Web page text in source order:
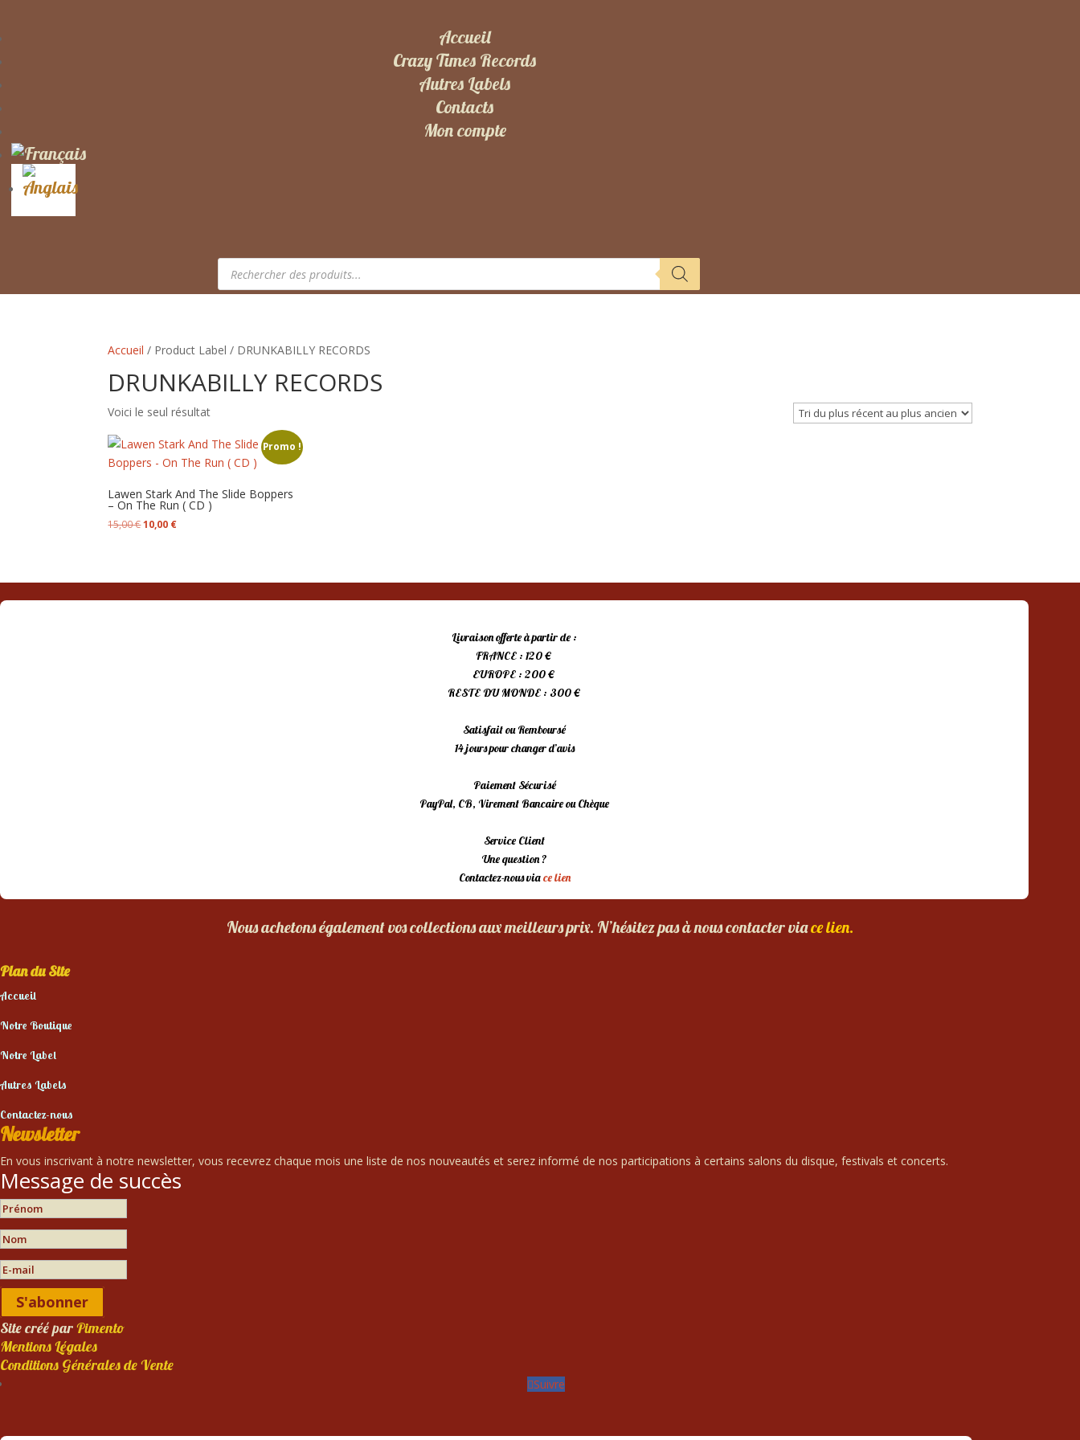
Accueil
Crazy Times Records
Autres Labels
Contacts
Mon compte
Recherche
produits
Accueil / Product Label / DRUNKABILLY RECORDS
DRUNKABILLY RECORDS
Voici le seul résultat
Promo !
Lawen Stark And The Slide Boppers
– On The Run ( CD )
15,00€Le
10,00 €Le
Livraison offerte à partir de :
FRANCE : 120 €
EUROPE : 200 €
RESTE DU MONDE : 300 €
Satisfait ou Remboursé
14 jours pour changer d’avis
Paiement Sécurisé
PayPal, CB, Virement Bancaire ou Chèque
Service Client
Une question ?
Contactez-nous viace lien
Nous achetons également vos collections aux meilleurs prix. N’hésitez pas à nous contacter viace lien.
Plan du Site
Accueil
Notre Boutique
Notre Label
Autres Labels
Contactez-nous
Newsletter
En vous inscrivant à notre newsletter, vous recevrez chaque mois une liste de nos nouveautés et serez informé de nos participations à certains salons du disque, festivals et concerts.
Message de succès
S'abonner
Site créé parPimento
Mentions Légales
Conditions Générales de Vente
Suivre